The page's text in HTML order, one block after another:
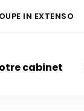
IN EXTENSO
cabinet